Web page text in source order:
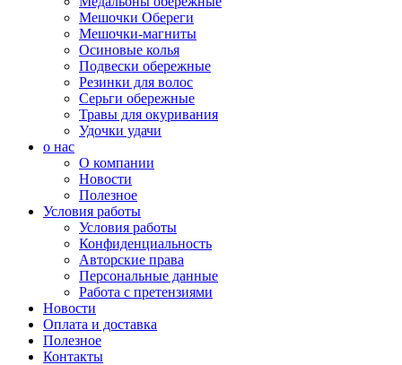
Мешочки Обереги
Мешочки-магниты
Осиновые колья
Подвески обережные
Резинки для волос
Серьги обережные
Травы для окуривания
Удочки удачи
о нас
О компании
Новости
Полезное
Условия работы
Условия работы
Конфиденциальность
Авторские права
Персональные данные
Работа с претензиями
Новости
Оплата и доставка
Полезное
Контакты